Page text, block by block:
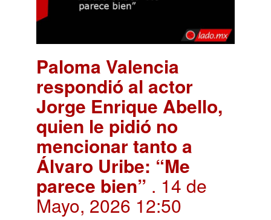
Paloma Valencia
respondió al actor
Jorge Enrique Abello,
quien le pidió no
mencionar tanto a
Álvaro Uribe: “Me
parece bien” . 14 de
Mayo, 2026 12:50